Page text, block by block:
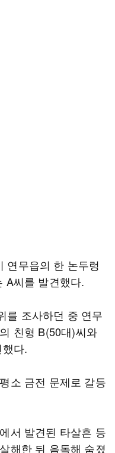
연무읍의 한 논두렁
A씨를 발견했다.
를 조사하던 중 연무
친형 B(50대)씨와
다.
소 금전 문제로 갈등
서 발견된 타살흔 등
해한 뒤 음독해 숨졌